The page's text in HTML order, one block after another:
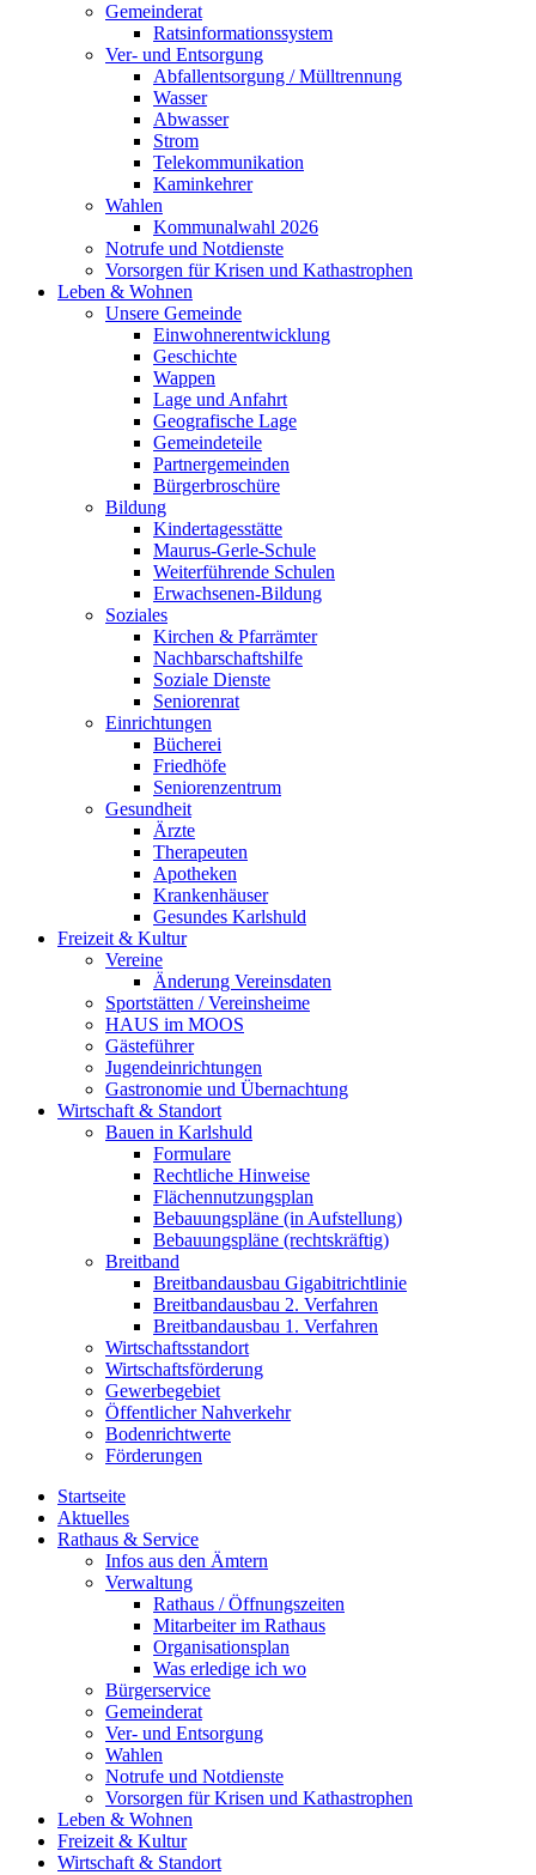
Gemeinderat
Ratsinformationssystem
Ver- und Entsorgung
Abfallentsorgung / Mülltrennung
Wasser
Abwasser
Strom
Telekommunikation
Kaminkehrer
Wahlen
Kommunalwahl 2026
Notrufe und Notdienste
Vorsorgen für Krisen und Kathastrophen
Leben & Wohnen
Unsere Gemeinde
Einwohnerentwicklung
Geschichte
Wappen
Lage und Anfahrt
Geografische Lage
Gemeindeteile
Partnergemeinden
Bürgerbroschüre
Bildung
Kindertagesstätte
Maurus-Gerle-Schule
Weiterführende Schulen
Erwachsenen-Bildung
Soziales
Kirchen & Pfarrämter
Nachbarschaftshilfe
Soziale Dienste
Seniorenrat
Einrichtungen
Bücherei
Friedhöfe
Seniorenzentrum
Gesundheit
Ärzte
Therapeuten
Apotheken
Krankenhäuser
Gesundes Karlshuld
Freizeit & Kultur
Vereine
Änderung Vereinsdaten
Sportstätten / Vereinsheime
HAUS im MOOS
Gästeführer
Jugendeinrichtungen
Gastronomie und Übernachtung
Wirtschaft & Standort
Bauen in Karlshuld
Formulare
Rechtliche Hinweise
Flächennutzungsplan
Bebauungspläne (in Aufstellung)
Bebauungspläne (rechtskräftig)
Breitband
Breitbandausbau Gigabitrichtlinie
Breitbandausbau 2. Verfahren
Breitbandausbau 1. Verfahren
Wirtschaftsstandort
Wirtschaftsförderung
Gewerbegebiet
Öffentlicher Nahverkehr
Bodenrichtwerte
Förderungen
Startseite
Aktuelles
Rathaus & Service
Infos aus den Ämtern
Verwaltung
Rathaus / Öffnungszeiten
Mitarbeiter im Rathaus
Organisationsplan
Was erledige ich wo
Bürgerservice
Gemeinderat
Ver- und Entsorgung
Wahlen
Notrufe und Notdienste
Vorsorgen für Krisen und Kathastrophen
Leben & Wohnen
Freizeit & Kultur
Wirtschaft & Standort